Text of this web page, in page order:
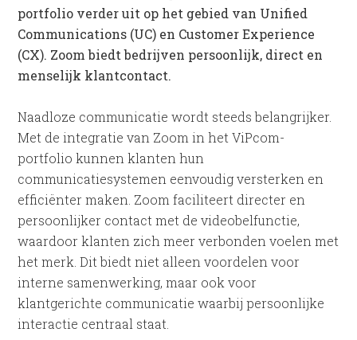
portfolio verder uit op het gebied van Unified
Communications (UC) en Customer Experience
(CX). Zoom biedt bedrijven persoonlijk, direct en
menselijk klantcontact.
Naadloze communicatie wordt steeds belangrijker.
Met de integratie van Zoom in het ViPcom-
portfolio kunnen klanten hun
communicatiesystemen eenvoudig versterken en
efficiënter maken. Zoom faciliteert directer en
persoonlijker contact met de videobelfunctie,
waardoor klanten zich meer verbonden voelen met
het merk. Dit biedt niet alleen voordelen voor
interne samenwerking, maar ook voor
klantgerichte communicatie waarbij persoonlijke
interactie centraal staat.